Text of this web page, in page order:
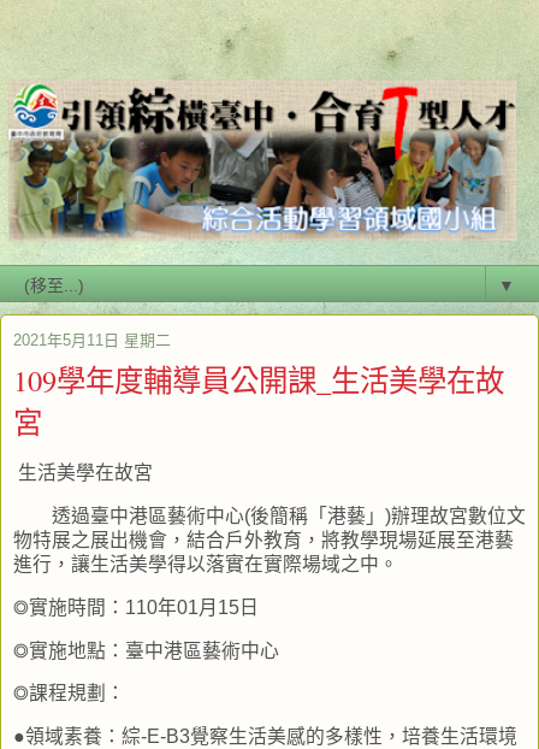
▼
2021年5月11日 星期二
109學年度輔導員公開課_生活美學在故
宮
生活美學在故宮
透過臺中港區藝術中心(後簡稱「港藝」 )辦理故宮數位文
物特展之展出機會，結合戶外教育，將教學現場延展至港藝
進行，讓生活美學得以落實在實際場域之中。
◎實施時間： 110年01月 15 日
◎實施地點：臺中港區藝術中心
◎課程規劃：
●領域素養：綜-E-B3覺察生活美感的多樣性，培養生活環境